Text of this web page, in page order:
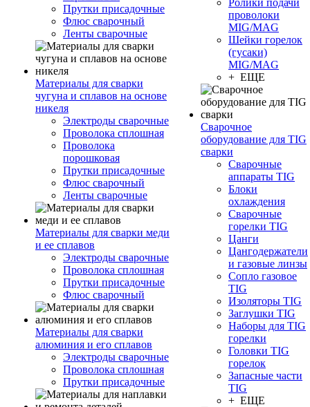
Прутки присадочные
Флюс сварочный
Ленты сварочные
Материалы для сварки
чугуна и сплавов на основе
никеля
Электроды сварочные
Проволока сплошная
Проволока
порошковая
Прутки присадочные
Флюс сварочный
Ленты сварочные
Материалы для сварки меди
и ее сплавов
Электроды сварочные
Проволока сплошная
Прутки присадочные
Флюс сварочный
Материалы для сварки
алюминия и его сплавов
Электроды сварочные
Проволока сплошная
Прутки присадочные
Ролики подачи
проволоки
MIG/MAG
Шейки горелок
(гусаки)
MIG/MAG
+ ЕЩЕ
Сварочное
оборудование для TIG
сварки
Сварочные
аппараты TIG
Блоки
охлаждения
Сварочные
горелки TIG
Цанги
Цангодержатели
и газовые линзы
Сопло газовое
TIG
Изоляторы TIG
Заглушки TIG
Наборы для TIG
горелки
Головки TIG
горелок
Запасные части
TIG
+ ЕЩЕ